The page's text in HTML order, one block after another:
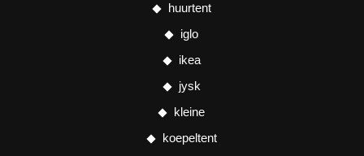
huurtent
iglo
ikea
jysk
kleine
koepeltent